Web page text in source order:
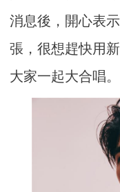
消息後，開心表
張，很想趕快用
大家一起大合唱。